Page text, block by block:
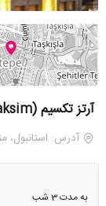
آرتز تکسیم (Arts Taksim)
آدرس: استانبول،
به مدت 3 شب